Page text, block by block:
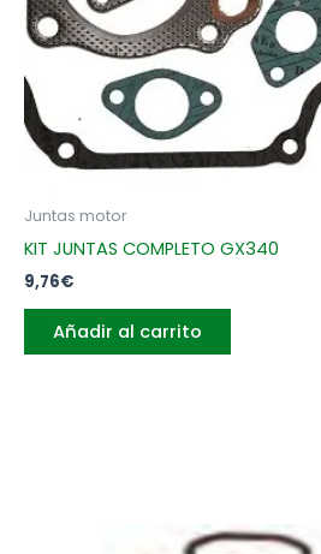
Juntas motor
KIT JUNTAS COMPLETO GX340
9,76€
Añadir al carrito